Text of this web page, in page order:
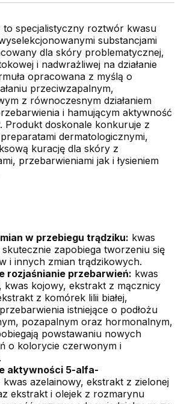
to specjalistyczny roztwór kwasu
substancjami
dla skóry problematycznej,
i nadwrażliwej na działanie
opracowana z myślą o
przeciwzapalnym,
z równoczesnym działaniem
i hamującym aktywność
Produkt doskonale konkuruje z
dermatologicznymi,
kurację dla skóry z
przebarwieniami jak i łysieniem
w przebiegu trądziku: kwas
zapobiega tworzeniu się
i innych zmian trądzikowych.
rozjaśnianie przebarwień: kwas
kwas kojowy, ekstrakt z mącznicy
z komórek lilii białej,
istniejące o podłożu
pozapalnym oraz hormonalnym,
powstawaniu nowych
o kolorycie czerwonym i
aktywności 5-alfa-
kwas azelainowy, ekstrakt z zielonej
ekstrakt i olejek z rozmarynu